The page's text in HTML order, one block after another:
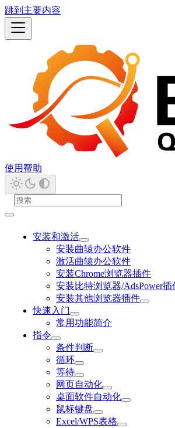
跳到主要内容
使用帮助
安装和激活
安装曲辕办公软件
激活曲辕办公软件
安装Chrome浏览器插件
安装比特浏览器/AdsPower插
安装其他浏览器插件
快速入门
常用功能简介
指令
条件判断
循环
等待
网页自动化
桌面软件自动化
鼠标键盘
Excel/WPS表格